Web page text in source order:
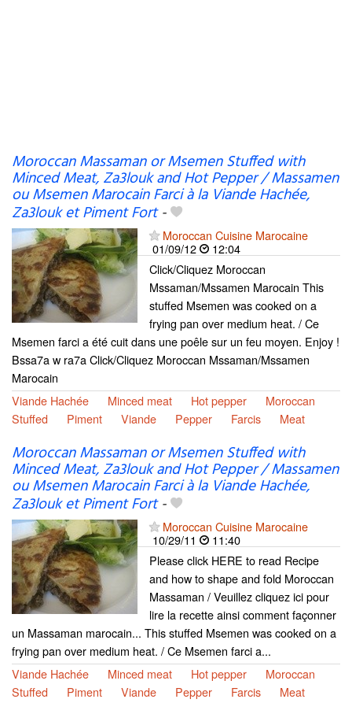
Moroccan Massaman or Msemen Stuffed with
Minced Meat, Za3louk and Hot Pepper / Massamen
ou Msemen Marocain Farci à la Viande Hachée,
Za3louk et Piment Fort-
Moroccan Cuisine Marocaine
01/09/12
12:04
Click/Cliquez Moroccan
Mssaman/Mssamen Marocain This
stuffed Msemen was cooked on a
frying pan over medium heat. / Ce
Msemen farci a été cuit dans une poêle sur un feu moyen. Enjoy !
Bssa7a w ra7a Click/Cliquez Moroccan Mssaman/Mssamen
Marocain
Viande Hachée
Minced meat Hot pepper
Moroccan
Stuffed
Piment Viande Pepper Farcis Meat
Moroccan Massaman or Msemen Stuffed with
Minced Meat, Za3louk and Hot Pepper / Massamen
ou Msemen Marocain Farci à la Viande Hachée,
Za3louk et Piment Fort-
Moroccan Cuisine Marocaine
10/29/11
11:40
Please click HERE to read Recipe
and how to shape and fold Moroccan
Massaman / Veuillez cliquez ici pour
lire la recette ainsi comment façonner
un Massaman marocain... This stuffed Msemen was cooked on a
frying pan over medium heat. / Ce Msemen farci a...
Viande Hachée
Minced meat Hot pepper
Moroccan
Stuffed
Piment Viande Pepper Farcis Meat